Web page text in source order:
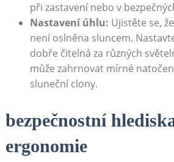
při zastavení nebo v
Nastavení úhlu: Ujistěte se,⁢
není oslněna sluncem.
dobře čitelná za různých
může zahrnovat mírné
sluneční clony.
bezpečnostní
ergonomie